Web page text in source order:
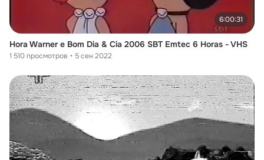
6:00:31
Hora Warner e Bom Dia & Cia 2006 SBT Emtec 6 Horas - VHS
1 510 просмотров 5 сен 2022